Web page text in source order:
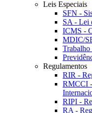
Leis Especiais
SFN -
SA - Lei
ICMS -
MDIC/
Trabalho
Regulamentos
RIR -
RMCCI
RIPI -
RA -